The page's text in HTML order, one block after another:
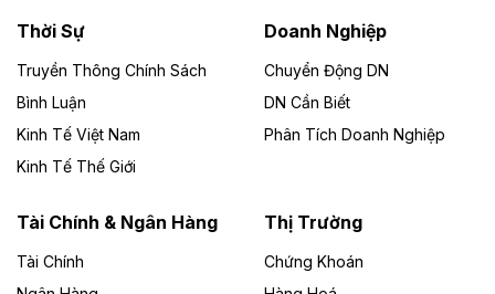
Dự án Nhà máy xử lý rác và phát điện Bắc Giang do
Công ty TNHH Năng lượng môi trường Bắc Giang làm
Theo vietnamfinance.vn
Đức Long Gia Lai mở rộng ‘hệ sinh thái’
Lai
Bốn doanh nghiệp có sự góp vốn của Công ty Cổ
phần Tập đoàn Đức Long Gia Lai (HoSE: DLG) được
Thời Sự
Truyền Thông Chính Sách
Bình Luận
Kinh Tế Việt Nam
Kinh Tế Thế Giới
Doanh Nghiệp
Chuyển Động DN
DN Cần Biết
Phân Tích Doanh Nghiệp
Tài Chính & Ngân Hàng
Tài Chính
Thị Trường
Chứng Khoán